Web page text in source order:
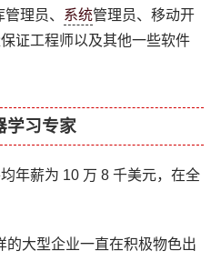
理员、 系统管理员、移动开
证工程师以及其他一些软件
学习专家
年薪为 10 万 8 千美元，在全
的大型企业一直在积极物色出